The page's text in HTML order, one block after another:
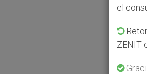
el
ZENIT